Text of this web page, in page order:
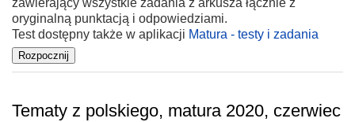
zawierający wszystkie zadania z arkusza łącznie z
oryginalną punktacją i odpowiedziami.
Test dostępny także w aplikacji Matura - testy i zadania
Tematy z polskiego, matura 2020, czerwiec